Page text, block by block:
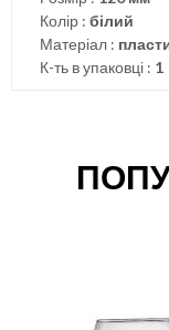
Колір : білий
Матеріал :
К-ть в упаковці : 1